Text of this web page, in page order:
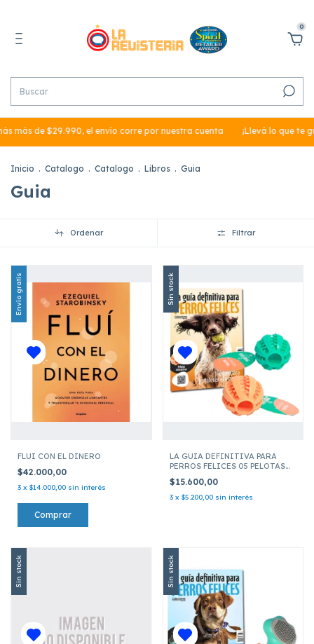
0
más de $29.990, el envío corre por nuestra cuenta ¡Llevá lo que te
Inicio . Catalogo . Catalogo . Libros . Guia
Guia
Ordenar Filtrar
Envío gratis
FLUI CON EL DINERO
$42.000,00
3 x $14.000,00 sin interés
Sin stock
LA GUIA DEFINITIVA PARA
PERROS FELICES 05 PELOTAS
NARANJA
$15.600,00
3 x $5.200,00 sin interés
Sin stock Sin stock